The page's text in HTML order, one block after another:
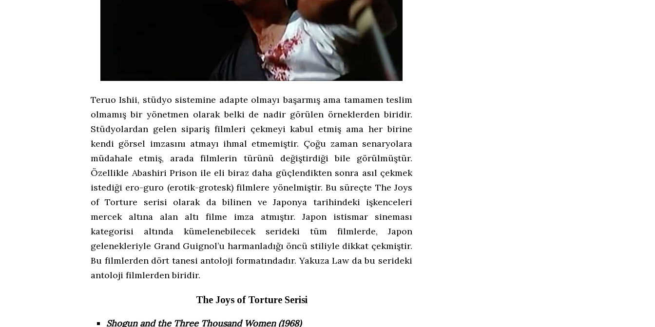
Teruo Ishii, stüdyo sistemine adapte olmayı başarmış ama tamamen teslim
olmamış bir yönetmen olarak belki de nadir görülen örneklerden biridir.
Stüdyolardan gelen sipariş filmleri çekmeyi kabul etmiş ama her birine
kendi görsel imzasını atmayı ihmal etmemiştir. Çoğu zaman senaryolara
müdahale etmiş, arada filmlerin türünü değiştirdiği bile görülmüştür.
Özellikle Abashiri Prison ile eli biraz daha güçlendikten sonra asıl çekmek
istediği ero-guro (erotik-grotesk) filmlere yönelmiştir. Bu süreçte The Joys
of Torture serisi olarak da bilinen ve Japonya tarihindeki işkenceleri
mercek altına alan altı filme imza atmıştır. Japon istismar sineması
kategorisi altında kümelenebilecek serideki tüm filmlerde, Japon
gelenekleriyle Grand Guignol’u harmanladığı öncü stiliyle dikkat çekmiştir.
Bu filmlerden dört tanesi antoloji formatındadır. Yakuza Law da bu serideki
antoloji filmlerden biridir.
The Joys of Torture Serisi
Shogun and the Three Thousand Women (1968)